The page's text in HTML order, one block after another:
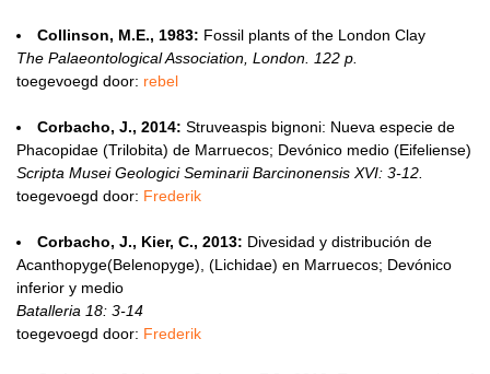
Collinson, M.E., 1983: Fossil plants of the London Clay
The Palaeontological Association, London. 122 p.
toegevoegd door: rebel
Corbacho, J., 2014: Struveaspis bignoni: Nueva especie de
Phacopidae (Trilobita) de Marruecos; Devónico medio (Eifeliense)
Scripta Musei Geologici Seminarii Barcinonensis XVI: 3-12.
toegevoegd door: Frederik
Corbacho, J., Kier, C., 2013: Divesidad y distribución de
Acanthopyge(Belenopyge), (Lichidae) en Marruecos; Devónico
inferior y medio
Batalleria 18: 3-14
toegevoegd door: Frederik